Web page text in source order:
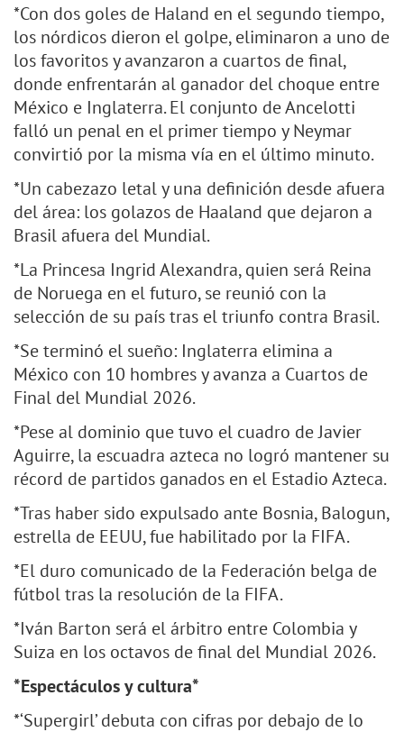
*Con dos goles de Haland en el segundo tiempo,
los nórdicos dieron el golpe, eliminaron a uno de
los favoritos y avanzaron a cuartos de final,
donde enfrentarán al ganador del choque entre
México e Inglaterra. El conjunto de Ancelotti
falló un penal en el primer tiempo y Neymar
convirtió por la misma vía en el último minuto.
*Un cabezazo letal y una definición desde afuera
del área: los golazos de Haaland que dejaron a
Brasil afuera del Mundial.
*La Princesa Ingrid Alexandra, quien será Reina
de Noruega en el futuro, se reunió con la
selección de su país tras el triunfo contra Brasil.
*Se terminó el sueño: Inglaterra elimina a
México con 10 hombres y avanza a Cuartos de
Final del Mundial 2026.
*Pese al dominio que tuvo el cuadro de Javier
Aguirre, la escuadra azteca no logró mantener su
récord de partidos ganados en el Estadio Azteca.
*Tras haber sido expulsado ante Bosnia, Balogun,
estrella de EEUU, fue habilitado por la FIFA.
*El duro comunicado de la Federación belga de
fútbol tras la resolución de la FIFA.
*Iván Barton será el árbitro entre Colombia y
Suiza en los octavos de final del Mundial 2026.
*Espectáculos y cultura*
*‘Supergirl’ debuta con cifras por debajo de lo